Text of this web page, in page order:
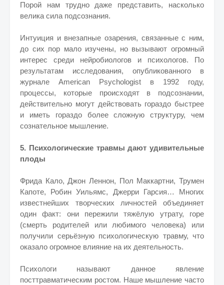
Порой нам трудно даже представить, насколько
велика сила подсознания.
Интуиция и внезапные озарения, связанные с ним,
до сих пор мало изучены, но вызывают огромный
интерес среди нейробиологов и психологов. По
результатам исследования, опубликованного в
журнале American Psychologist в 1992 году,
процессы, которые происходят в подсознании,
действительно могут действовать гораздо быстрее
и иметь гораздо более сложную структуру, чем
сознательное мышление.
5. Психологические травмы дают удивительные
плоды
Фрида Кало, Джон Леннон, Пол Маккартни, Трумен
Капоте, Робин Уильямс, Джерри Гарсия… Многих
известнейших творческих личностей объединяет
один факт: они пережили тяжёлую утрату, горе
(смерть родителей или любимого человека) или
получили серьёзную психологическую травму, что
оказало огромное влияние на их деятельность.
Психологи называют данное явление
посттравматическим ростом. Наше мышление часто